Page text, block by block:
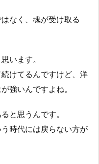
なく、魂が受け取る
います。
けてるんですけど、洋
強いんですよね。
と思うんです。
時代には戻らない方が